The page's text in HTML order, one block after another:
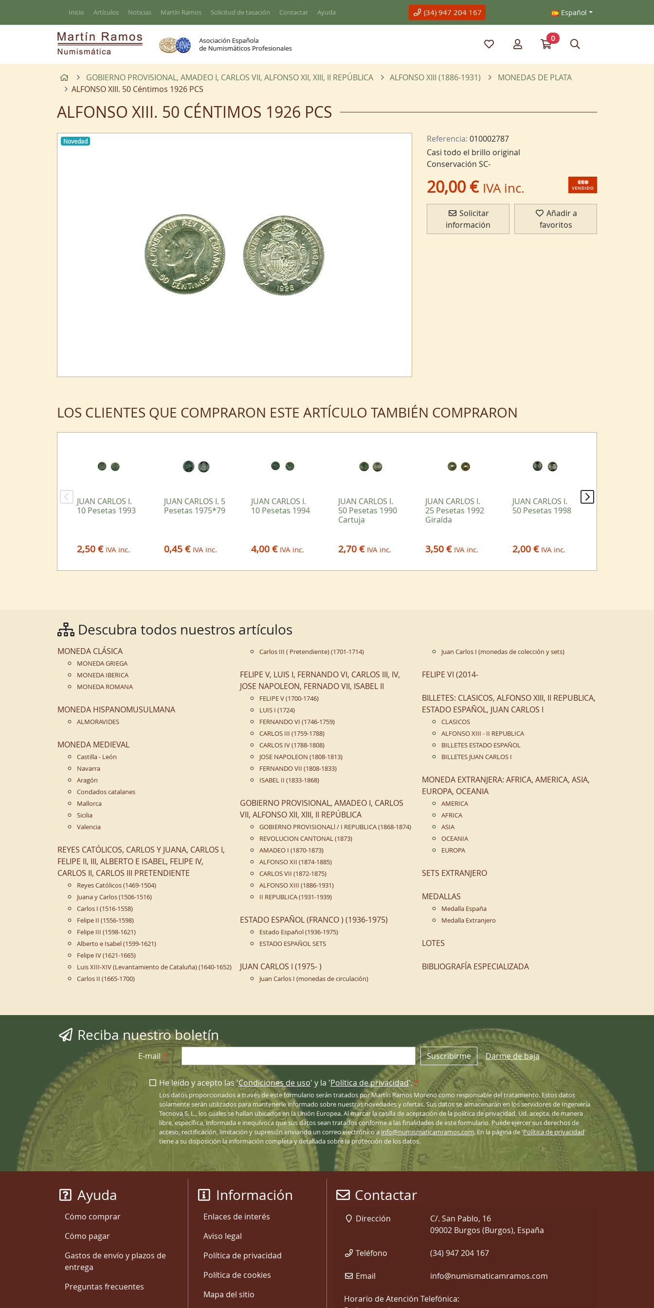
Inicio Artículos Noticias Martín Ramos Solicitud de tasación Contactar Ayuda (34) 947 204 167 Español
Mis artículos favoritos
Mi cuentaIr a mi compra
0
InicioGOBIERNO PROVISIONAL, AMADEO I, CARLOS VII, ALFONSO XII, XIII, II REPÚBLICA ALFONSO XIII (1886-1931)
MONEDAS DE PLATA
ALFONSO XIII. 50 Céntimos 1926 PCS
ALFONSO XIII. 50 CÉNTIMOS 1926 PCS
Novedad Referencia: 010002787
Casi todo el brillo original
Conservación SC-
20,00 € IVA inc.
Solicitar
información
Añadir a
favoritos
LOS CLIENTES QUE COMPRARON ESTE ARTÍCULO TAMBIÉN COMPRARON
JUAN CARLOS I.
10 Pesetas 1993
2,50 € IVA inc.
JUAN CARLOS I. 5
Pesetas 1975*79
0,45 € IVA inc.
JUAN CARLOS I.
10 Pesetas 1994
4,00 € IVA inc.
JUAN CARLOS I.
50 Pesetas 1990
Cartuja
2,70 € IVA inc.
JUAN CARLOS I.
25 Pesetas 1992
Giralda
3,50 € IVA inc.
JUAN CARLOS I.
50 Pesetas 1998
2,00 € IVA inc.
Descubra todos nuestros artículos
MONEDA CLÁSICA
MONEDA GRIEGA
MONEDA IBERICA
MONEDA ROMANA
MONEDA HISPANOMUSULMANA
ALMORAVIDES
MONEDA MEDIEVAL
Castilla - León
Navarra
Aragón
Condados catalanes
Mallorca
Sicilia
Valencia
REYES CATÓLICOS, CARLOS Y JUANA, CARLOS I,
FELIPE II, III, ALBERTO E ISABEL, FELIPE IV,
CARLOS II, CARLOS III PRETENDIENTE
Reyes Católicos (1469-1504)
Juana y Carlos (1506-1516)
Carlos I (1516-1558)
Felipe II (1556-1598)
Felipe III (1598-1621)
Alberto e Isabel (1599-1621)
Felipe IV (1621-1665)
Luis XIII-XIV (Levantamiento de Cataluña) (1640-1652)
Carlos II (1665-1700)
Carlos III ( Pretendiente) (1701-1714)
FELIPE V, LUIS I, FERNANDO VI, CARLOS III, IV,
JOSE NAPOLEON, FERNADO VII, ISABEL II
FELIPE V (1700-1746)
LUIS I (1724)
FERNANDO VI (1746-1759)
CARLOS III (1759-1788)
CARLOS IV (1788-1808)
JOSE NAPOLEON (1808-1813)
FERNANDO VII (1808-1833)
ISABEL II (1833-1868)
GOBIERNO PROVISIONAL, AMADEO I, CARLOS
VII, ALFONSO XII, XIII, II REPÚBLICA
GOBIERNO PROVISIONALl / I REPUBLICA (1868-1874)
REVOLUCION CANTONAL (1873)
AMADEO I (1870-1873)
ALFONSO XII (1874-1885)
CARLOS VII (1872-1875)
ALFONSO XIII (1886-1931)
II REPUBLICA (1931-1939)
ESTADO ESPAÑOL (FRANCO ) (1936-1975)
Estado Español (1936-1975)
ESTADO ESPAÑOL SETS
JUAN CARLOS I (1975- )
Juan Carlos I (monedas de circulación)
Juan Carlos I (monedas de colección y sets)
FELIPE VI (2014-
BILLETES: CLASICOS, ALFONSO XIII, II REPUBLICA,
ESTADO ESPAÑOL, JUAN CARLOS I
CLASICOS
ALFONSO XIII - II REPUBLICA
BILLETES ESTADO ESPAÑOL
BILLETES JUAN CARLOS I
MONEDA EXTRANJERA: AFRICA, AMERICA, ASIA,
EUROPA, OCEANIA
AMERICA
AFRICA
ASIA
OCEANIA
EUROPA
SETS EXTRANJERO
MEDALLAS
Medalla España
Medalla Extranjero
LOTES
BIBLIOGRAFÍA ESPECIALIZADA
Reciba nuestro boletín
E-mail * Suscribirme Darme de baja
He leído y acepto las 'Condiciones de uso' y la 'Política de privacidad'.*
Los datos proporcionados a través de este formulario serán tratados por Martín Ramos Moreno como responsable del tratamiento. Estos datos
solamente serán utilizados para mantenerle informado sobre nuestras novedades y ofertas. Sus datos se almacenarán en los servidores de Ingeniería
Tecnova S. L., los cuales se hallan ubicados en la Unión Europea. Al marcar la casilla de aceptación de la política de privacidad, Ud. acepta, de manera
libre, específica, informada e inequívoca que sus datos sean tratados conforme a las finalidades de este formulario. Puede ejercer sus derechos de
acceso, rectificación, limitación y supresión enviando un correo electrónico a info@numismaticamramos.com. En la página de 'Política de privacidad'
tiene a su disposición la información completa y detallada sobre la protección de los datos.
Ayuda
Cómo comprar
Cómo pagar
Gastos de envío y plazos de
entrega
Preguntas frecuentes
Información
Enlaces de interés
Aviso legal
Política de privacidad
Política de cookies
Mapa del sitio
Contactar
Dirección
C/. San Pablo, 16
09002 Burgos (Burgos), España
Teléfono (34) 947 204 167
Email info@numismaticamramos.com
Horario de Atención Telefónica: